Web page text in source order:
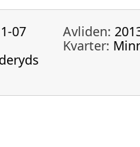
07 Avliden:
Kvarter: